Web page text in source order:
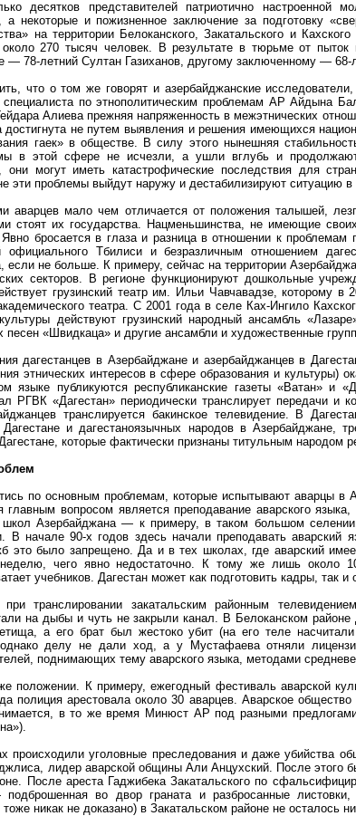
десятков представителей патриотично
а некоторые и пожизненное заключение за подготовку
на территории Белоканского, Закатальского и
около 270 тысяч человек. В результате в тюрьме от
— 78-летний Султан Газиханов, другому заключенному —
что о том же говорят и азербайджанские
специалиста по этнополитическим проблемам АР Айдына
Алиева прежняя напряженность в межэтнических
достигнута не путем выявления и решения имеющихся
гаек» в обществе. В силу этого нынешняя
в этой сфере не исчезли, а ушли вглубь и продолжают
они могут иметь катастрофические последствия для
эти проблемы выйдут наружу и дестабилизируют ситуацию
аварцев мало чем отличается от положения талышей,
стоят их государства. Нацменьшинства, не имеющие
бросается в глаза и разница в отношении к проблемам
официального Тбилиси и безразличным отношением
если не больше. К примеру, сейчас на территории
секторов. В регионе функционируют дошкольные
грузинский театр им. Ильи Чавчавадзе, которому
театра. С 2001 года в селе Ках-Ингило
действуют грузинский народный ансамбль
песен «Швидкаца» и другие ансамбли и художественные
дагестанцев в Азербайджане и азербайджанцев в
этнических интересов в сфере образования и культуры)
языке публикуются республиканские газеты «Ватан» и
РГВК «Дагестан» периодически транслирует передачи и
транслируется бакинское телевидение. В
и дагестаноязычных народов в Азербайджане,
которые фактически признаны титульным народом
по основным проблемам, которые испытывают аварцы
главным вопросом является преподавание аварского
школ Азербайджана — к примеру, в таком большом
В начале 90-х годов здесь начали преподавать аварский
это было запрещено. Да и в тех школах, где аварский
чего явно недостаточно. К тому же лишь около
учебников. Дагестан может как подготовить кадры, так
транслировании закатальским районным
на дыбы и чуть не закрыли канал. В Белоканском
а его брат был жестоко убит (на его теле
однако делу не дали ход, а у Мустафаева отняли
поднимающих тему аварского языка, методами
положении. К примеру, ежегодный фестиваль аварской
полиция арестовала около 30 аварцев. Аварское
в то же время Минюст АР под разными
происходили уголовные преследования и даже убийства
лидер аварской общины Али Анцухский. После этого
После ареста Гаджибека Закатальского по
подброшенная во двор граната и разбросанные
никак не доказано) в Закатальском районе не осталось